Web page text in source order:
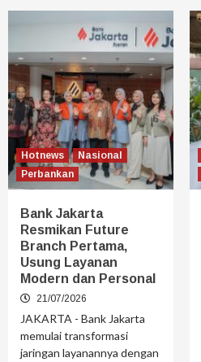
Hotnews
Nasional
Perbankan
Bank Jakarta
Resmikan Future
Branch Pertama,
Usung Layanan
Modern dan Personal
21/07/2026
JAKARTA - Bank Jakarta
memulai transformasi
jaringan layanannya dengan